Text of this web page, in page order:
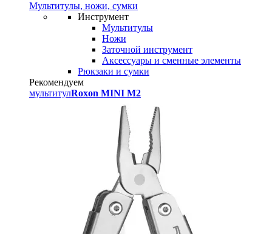
Мультитулы, ножи, сумки
Инструмент
Мультитулы
Ножи
Заточной инструмент
Аксессуары и сменные элементы
Рюкзаки и сумки
Рекомендуем
мультитулRoxon MINI M2